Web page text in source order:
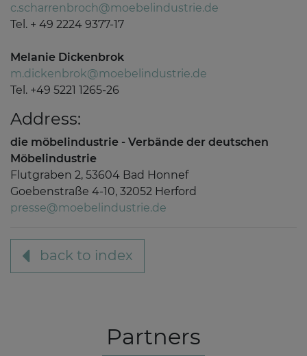
c.scharrenbroch@moebelindustrie.de
Tel. + 49 2224 9377-17
Melanie Dickenbrok
m.dickenbrok@moebelindustrie.de
Tel. +49 5221 1265-26
Address:
die möbelindustrie - Verbände der deutschen
Möbelindustrie
Flutgraben 2, 53604 Bad Honnef
Goebenstraße 4-10, 32052 Herford
presse@moebelindustrie.de
back to index
Partners